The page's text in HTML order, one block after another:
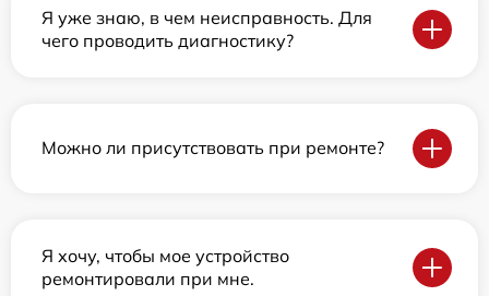
Я уже знаю, в чем неисправность. Для
чего проводить диагностику?
Можно ли присутствовать при ремонте?
Я хочу, чтобы мое устройство
ремонтировали при мне.